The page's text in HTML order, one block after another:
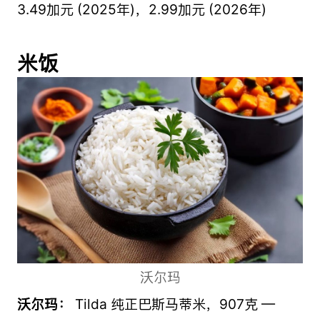
3.49加元 (2025年)，2.99加元 (2026年)
米饭
沃尔玛
沃尔玛：
Tilda 纯正巴斯马蒂米，907克 —